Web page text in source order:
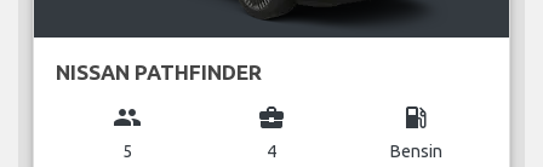
NISSAN PATHFINDER
group
5
business_center
4
local_gas_station
Bensin